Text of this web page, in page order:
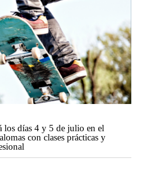
los días 4 y 5 de julio en el
con clases prácticas y